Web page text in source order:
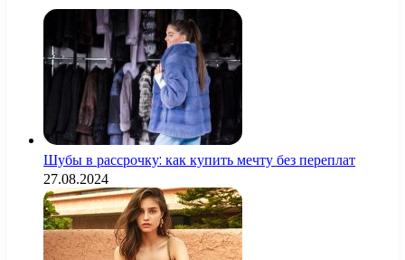
Шубы в рассрочку: как купить мечту без переплат
27.08.2024